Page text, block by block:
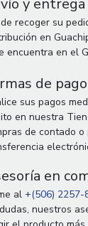
recoger su
en
encuentra en el
de pago
sus pagos
en nuestra
de contado o
en
al +(506) 2257-
nuestros